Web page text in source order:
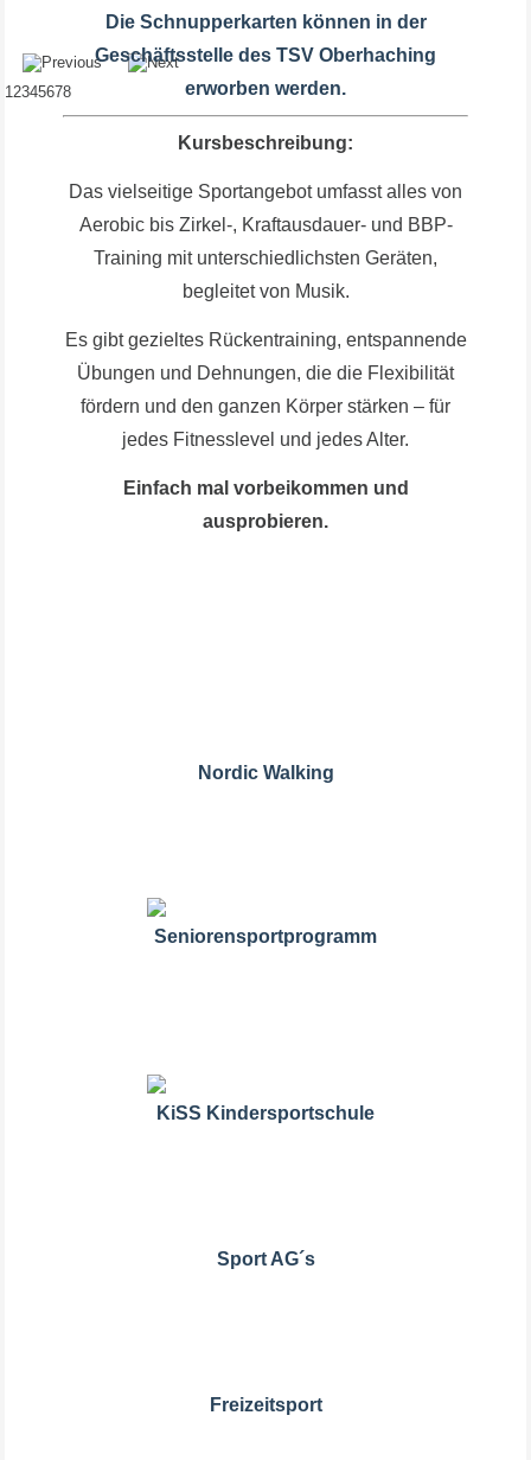
12345678
Die Schnupperkarten können in der
Geschäftsstelle des TSV Oberhaching
erworben werden.
Kursbeschreibung:
Das vielseitige Sportangebot umfasst alles von
Aerobic bis Zirkel-, Kraftausdauer- und BBP-
Training mit unterschiedlichsten Geräten,
begleitet von Musik.
Es gibt gezieltes Rückentraining, entspannende
Übungen und Dehnungen, die die Flexibilität
fördern und den ganzen Körper stärken – für
jedes Fitnesslevel und jedes Alter.
Einfach mal vorbeikommen und
ausprobieren.
Nordic Walking
Seniorensportprogramm
KiSS Kindersportschule
Sport AG´s
Freizeitsport